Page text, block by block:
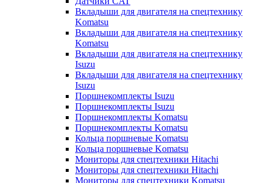
Вкладыши для двигателя на спецтехнику
Komatsu
Вкладыши для двигателя на спецтехнику
Komatsu
Вкладыши для двигателя на спецтехнику
Isuzu
Вкладыши для двигателя на спецтехнику
Isuzu
Поршнекомплекты Isuzu
Поршнекомплекты Isuzu
Поршнекомплекты Komatsu
Поршнекомплекты Komatsu
Кольца поршневые Komatsu
Кольца поршневые Komatsu
Мониторы для спецтехники Hitachi
Мониторы для спецтехники Hitachi
Мониторы для спецтехники Komatsu